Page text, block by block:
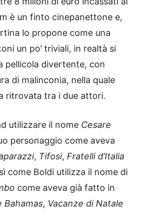
è un finto cinepanettone e,
lo propone come una
un po’ triviali, in realtà si
pellicola divertente, con
di malinconia, nella quale
ritrovata tra i due attori.
utilizzare il nome Cesare
personaggio come aveva
, Tifosi, Fratelli d’Italia
come Boldi utilizza il nome di
come aveva già fatto in
Bahamas, Vacanze di Natale